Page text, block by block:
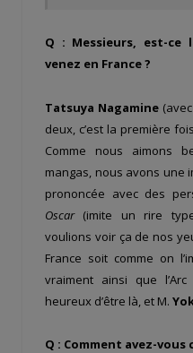
Q : Messieurs, est-ce
venez en France ?
Tatsuya Nagamine(avec
deux, c’est la première
Comme nous aimons
mangas, nous avons une
prononcée avec des
Oscar(imite un rire type
voulions voir ça de nos
France soit comme on
vraiment ainsi que
heureux d’être là, et M.
Q : Comment avez-